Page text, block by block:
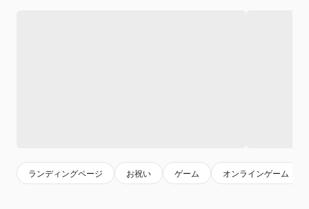
ランディングページ お祝い ゲーム オンラインゲーム